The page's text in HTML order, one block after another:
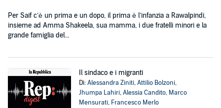
Per Saif c’è un prima e un dopo, il prima è l’infanzia a Rawalpindi,
insieme ad Amma Shakeela, sua mamma, i due fratelli minori e la
grande famiglia del...
Il sindaco e i migranti
Di:Alessandra Ziniti,Attilio Bolzoni,
Jhumpa Lahiri,Alessia Candito, Marco
Mensurati, Francesco Merlo